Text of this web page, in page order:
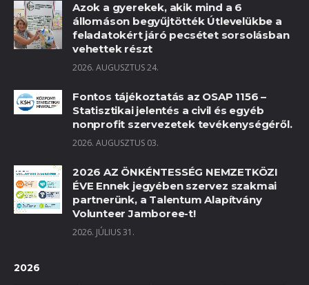
Azok a gyerekek, akik mind a 6
állomáson begyűjtötték Útlevelükbe a
feladatokért járó pecsétet sorsolásban
vehettek részt
2026. AUGUSZTUS 24.
Fontos tájékoztatás az OSAP 1156 –
Statisztikai jelentés a civil és egyéb
nonprofit szervezetek tevékenységéről.
2026. AUGUSZTUS 03.
2026 AZ ÖNKÉNTESSÉG NEMZETKÖZI
ÉVE Ennek jegyében szervez szakmai
partnerünk, a Talentum Alapítvány
Volunteer Jamboree-t!
2026. JÚLIUS 31.
2026